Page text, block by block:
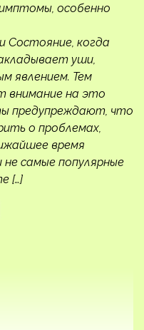
особенно
Состояние, когда
уши,
явлением. Тем
внимание на это
предупреждают, что
о проблемах,
время
самые популярные
[…]